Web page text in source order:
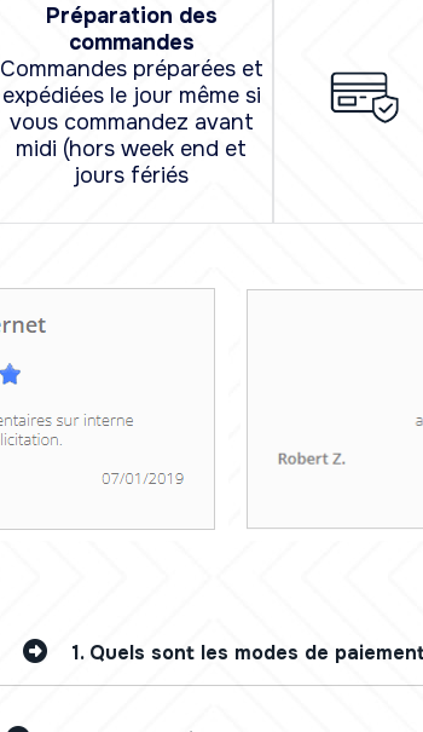
Préparation des
commandes
Commandes préparées et
expédiées le jour même si
vous commandez avant
midi (hors week end et
jours fériés
1. Quels sont les modes de